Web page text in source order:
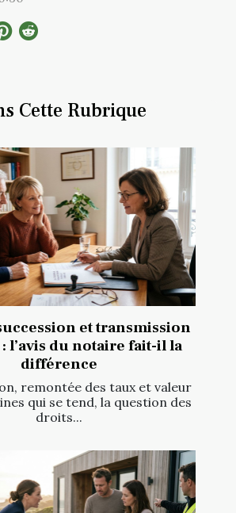
Cette Rubrique
et transmission
l’avis du notaire fait-il la
différence
remontée des taux et valeur
qui se tend, la question des
droits...